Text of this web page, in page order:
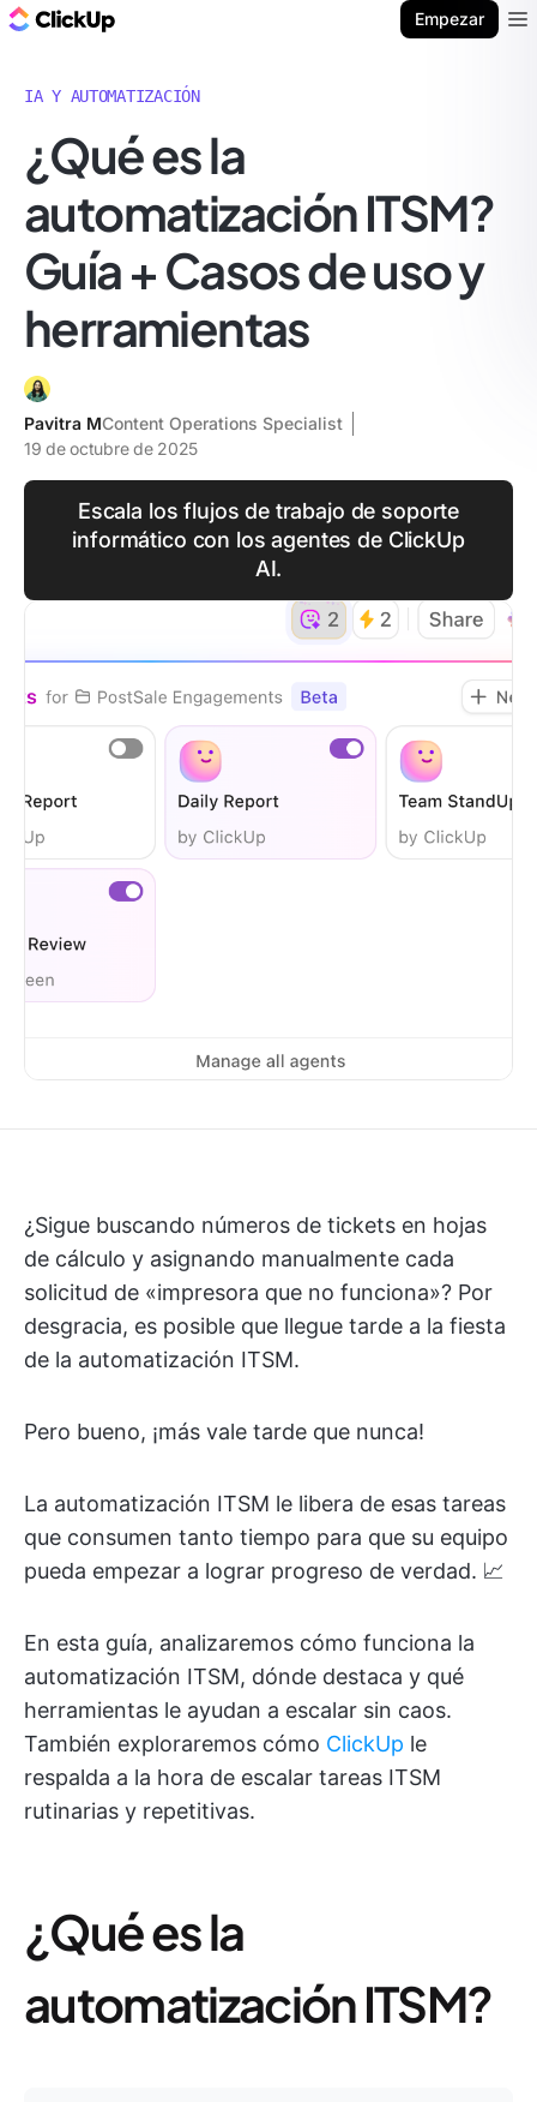
Empezar
IA Y AUTOMATIZACIÓN
¿Qué es la
automatización ITSM?
Guía + Casos de uso y
herramientas
Pavitra MContent Operations Specialist
19 de octubre de 2025
Escala los flujos de trabajo de soporte
informático con los agentes de ClickUp
AI.
¿Sigue buscando números de tickets en hojas
de cálculo y asignando manualmente cada
solicitud de «impresora que no funciona»? Por
desgracia, es posible que llegue tarde a la fiesta
de la automatización ITSM.
Pero bueno, ¡más vale tarde que nunca!
La automatización ITSM le libera de esas tareas
que consumen tanto tiempo para que su equipo
pueda empezar a lograr progreso de verdad. 📈
En esta guía, analizaremos cómo funciona la
automatización ITSM, dónde destaca y qué
herramientas le ayudan a escalar sin caos.
También exploraremos cómo ClickUp le
respalda a la hora de escalar tareas ITSM
rutinarias y repetitivas.
¿Qué es la
automatización ITSM?